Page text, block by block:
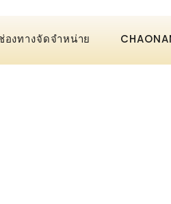
องทางจัดจำหน่าย